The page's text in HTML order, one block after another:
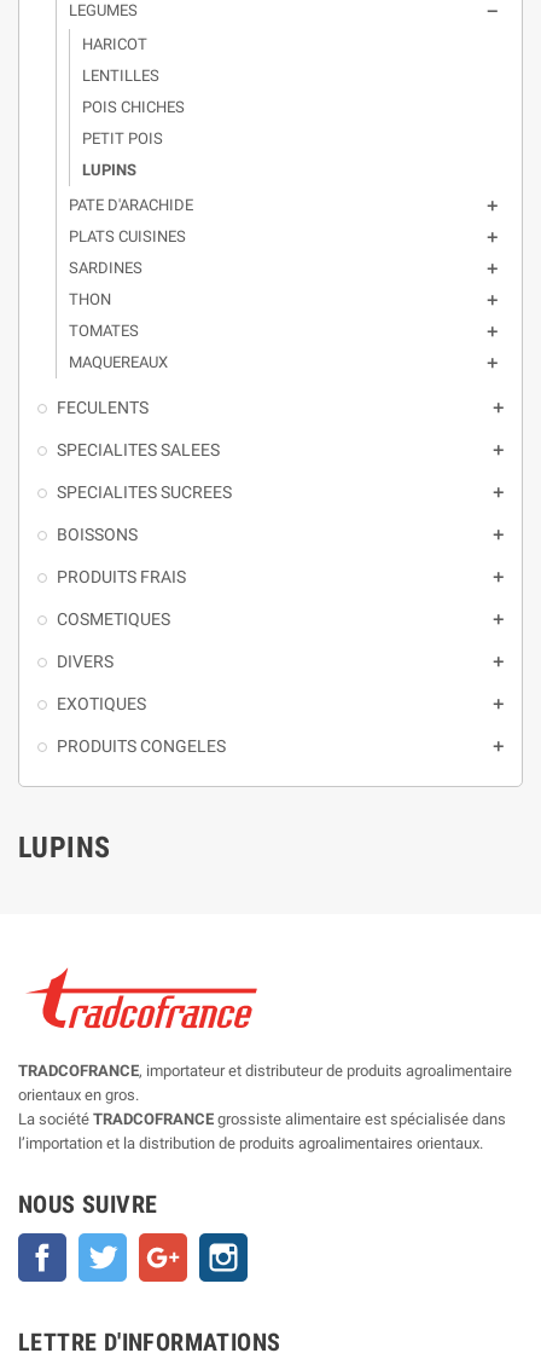
LEGUMES 
HARICOT
LENTILLES
POIS CHICHES
PETIT POIS
LUPINS
PATE D'ARACHIDE

PLATS CUISINES 
SARDINES 
THON 
TOMATES 
MAQUEREAUX 
FECULENTS 
SPECIALITES SALEES 
SPECIALITES SUCREES 
BOISSONS 
PRODUITS FRAIS 
COSMETIQUES 
DIVERS 
EXOTIQUES 
PRODUITS CONGELES 
LUPINS
TRADCOFRANCE, importateur et distributeur de produits agroalimentaire
orientaux en gros.
La société TRADCOFRANCE grossiste alimentaire est spécialisée dans
l’importation et la distribution de produits agroalimentaires orientaux.
NOUS SUIVRE
Facebook Twitter Google+
LETTRE D'INFORMATIONS